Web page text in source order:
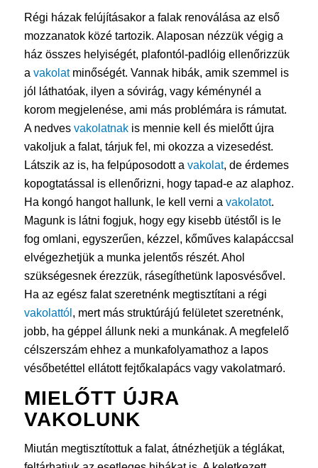
Régi házak felújításakor a falak renoválása az első
mozzanatok közé tartozik. Alaposan nézzük végig a
ház összes helyiségét, plafontól-padlóig ellenőrizzük
a vakolatminőségét. Vannak hibák, amik szemmel is
jól láthatóak, ilyen a sóvirág, vagy kéménynél a
korom megjelenése, ami más problémára is rámutat.
A nedves vakolatnakis mennie kell és mielőtt újra
vakoljuk a falat, tárjuk fel, mi okozza a vizesedést.
Látszik az is, ha felpúposodott a vakolat, de érdemes
kopogtatással is ellenőrizni, hogy tapad-e az alaphoz.
Ha kongó hangot hallunk, le kell verni a vakolatot.
Magunk is látni fogjuk, hogy egy kisebb ütéstől is le
fog omlani, egyszerűen, kézzel, kőműves kalapáccsal
elvégezhetjük a munka jelentős részét. Ahol
szükségesnek érezzük, rásegíthetünk laposvésővel.
Ha az egész falat szeretnénk megtisztítani a régi
vakolattól , mert más struktúrájú felületet szeretnénk,
jobb, ha géppel állunk neki a munkának. A megfelelő
célszerszám ehhez a munkafolyamathoz a lapos
vésőbetéttel ellátott fejtőkalapács vagy vakolatmaró.
MIELŐTT ÚJRA
VAKOLUNK
Miután megtisztítottuk a falat, átnézhetjük a téglákat,